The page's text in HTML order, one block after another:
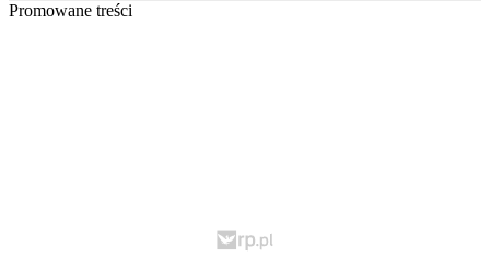
Promowane treści